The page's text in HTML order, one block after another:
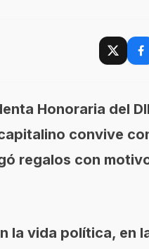
Honoraria del
convive
regalos con
vida política, en